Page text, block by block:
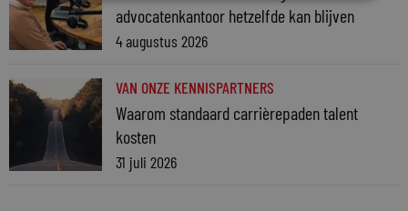
advocatenkantoor hetzelfde kan blijven
4 augustus 2026
VAN ONZE KENNISPARTNERS
Waarom standaard carrièrepaden talent
kosten
31 juli 2026